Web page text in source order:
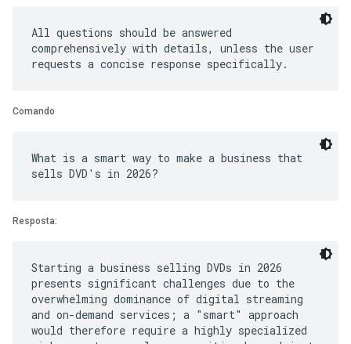
All questions should be answered
comprehensively with details, unless the user
Comando
What is a smart way to make a business that
Resposta:
Starting a business selling DVDs in 2026
presents significant challenges due to the
overwhelming dominance of digital streaming
and on-demand services; a "smart" approach
would therefore require a highly specialized